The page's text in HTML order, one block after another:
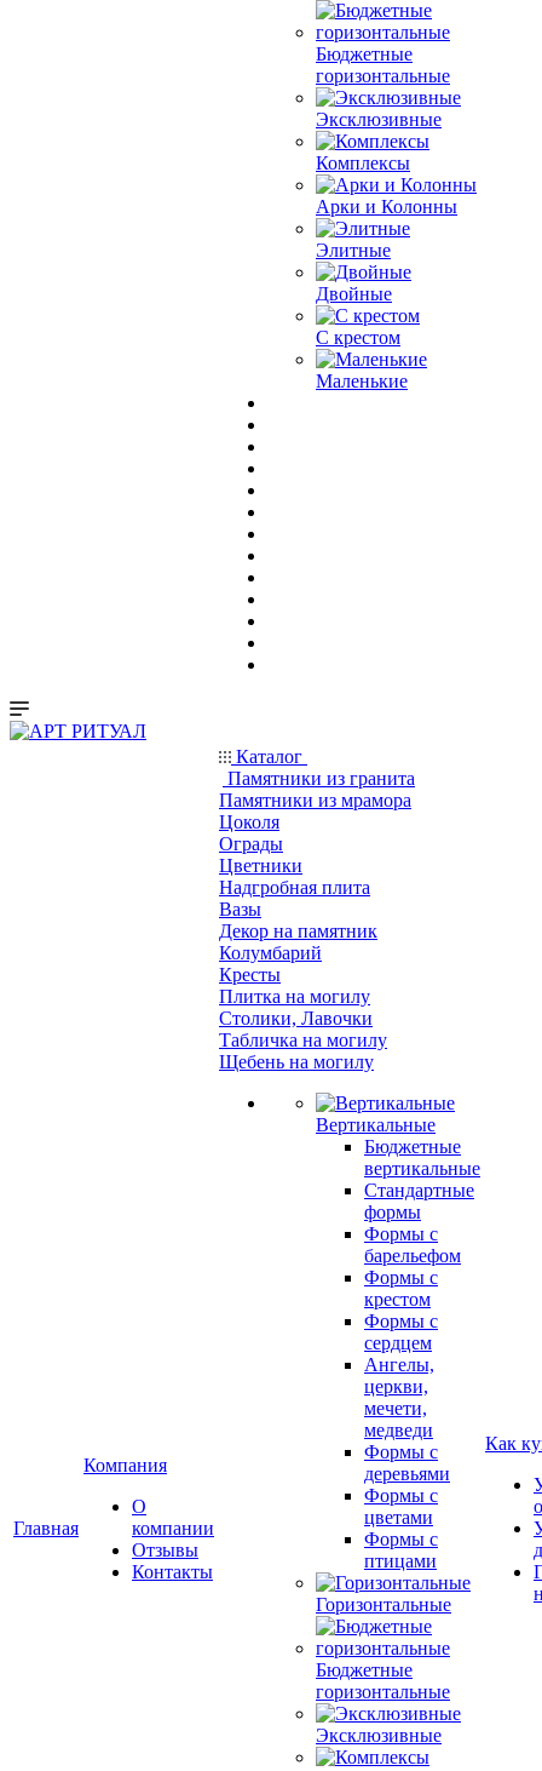
Бюджетные
горизонтальные
Эксклюзивные
Комплексы
Арки и Колонны
Элитные
Двойные
С крестом
Маленькие
Главная
Компания
О
компании
Отзывы
Контакты
Каталог
Памятники из гранита
Памятники из мрамора
Цоколя
Ограды
Цветники
Надгробная плита
Вазы
Декор на памятник
Колумбарий
Кресты
Плитка на могилу
Столики, Лавочки
Табличка на могилу
Щебень на могилу
Вертикальные
Бюджетные
вертикальные
Стандартные
формы
Формы с
барельефом
Формы с
крестом
Формы с
сердцем
Ангелы,
церкви,
мечети,
медведи
Формы с
деревьями
Формы с
цветами
Формы с
птицами
Горизонтальные
Бюджетные
горизонтальные
Эксклюзивные
Как